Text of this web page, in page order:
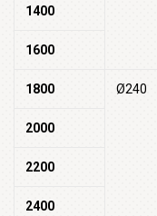
1400
1600
1800 Ø240
2000
2200
2400